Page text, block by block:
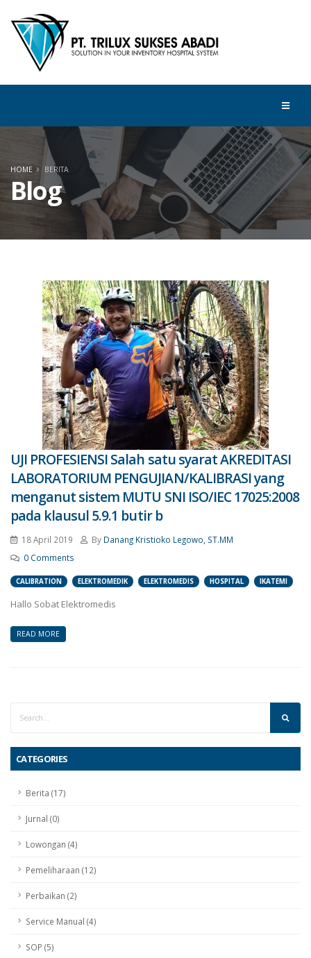
HOME BERITA
Blog
UJI PROFESIENSI Salah satu syarat AKREDITASI
LABORATORIUM PENGUJIAN/KALIBRASI yang
menganut sistem MUTU SNI ISO/IEC 17025:2008
pada klausul 5.9.1 butir b
18 April 2019 By Danang Kristioko Legowo, ST.MM
0 Comments
CALIBRATION ELEKTROMEDIK ELEKTROMEDIS HOSPITAL IKATEMI
Hallo Sobat Elektromedis
READ MORE
CATEGORIES
Berita (17)
Jurnal (0)
Lowongan (4)
Pemeliharaan (12)
Perbaikan (2)
Service Manual (4)
SOP (5)